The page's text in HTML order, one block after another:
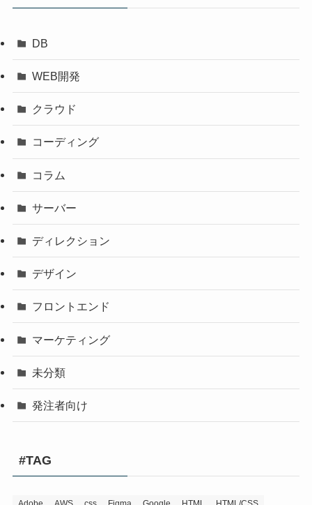
DB
WEB開発
クラウド
コーディング
コラム
サーバー
ディレクション
デザイン
フロントエンド
マーケティング
未分類
発注者向け
#TAG